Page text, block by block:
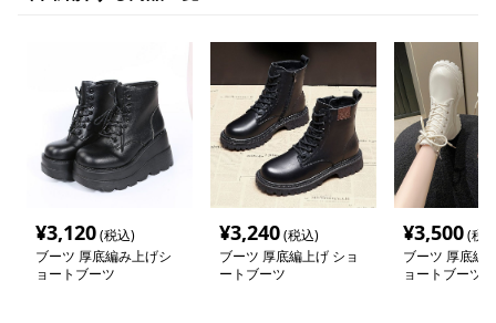
¥3,120(税込)
ブーツ 厚底編み上げシ
ョートブーツ
¥3,240(税込)
ブーツ 厚底編上げ ショ
ートブーツ
¥3,500(税
ブーツ 厚底編
ョートブーツ